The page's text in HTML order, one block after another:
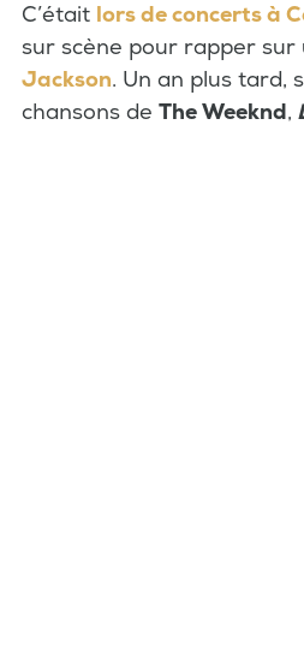
C’était lors de concerts à
sur scène pour rapper
Jackson. Un an plus tard,
chansons de The Weeknd,